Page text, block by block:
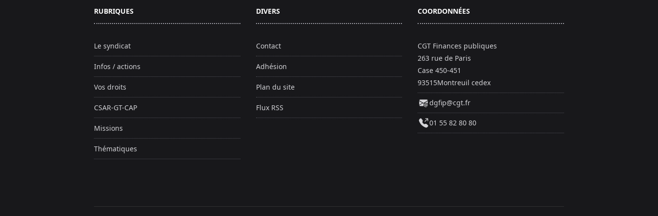
RUBRIQUES
Le syndicat
Infos / actions
Vos droits
CSAR-GT-CAP
Missions
Thématiques
DIVERS
Contact
Adhésion
Plan du site
Flux RSS
COORDONNÉES
CGT Finances publiques
263 rue de Paris
Case 450-451
93515Montreuil cedex
dgfip@cgt.fr
01 55 82 80 80